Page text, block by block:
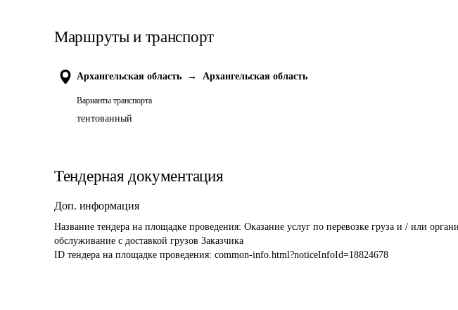
Маршруты и транспорт
Архангельская область → Архангельская область
Варианты транспорта
тентованный
Тендерная документация
Доп. информация
Название тендера на площадке проведения: Оказание услуг по перевозке груза и / или
обслуживание с доставкой грузов Заказчика
ID тендера на площадке проведения: common-info.html?noticeInfoId=18824678